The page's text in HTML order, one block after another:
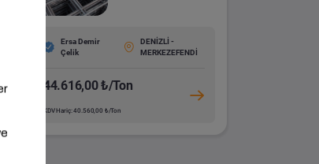
Ersa Demir
Çelik
DENİZLİ -
MERKEZEFENDİ
44.616,00 ₺/Ton
KDV Hariç: 40.560,00 ₺/Ton